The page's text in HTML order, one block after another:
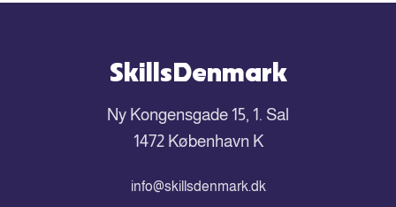
SkillsDenmark
Ny Kongensgade 15, 1. Sal
1472 København K
info@skillsdenmark.dk